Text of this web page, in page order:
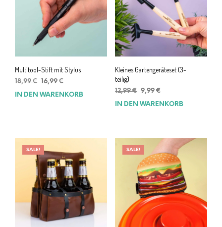
Multitool-Stift mit Stylus
18,99€ Ursprünglicher
Preis
16,99 €
Preis
IN DEN WARENKORB
Kleines Gartengeräteset (3-
teilig)
12,99€ Ursprünglicher
Preis
9,99 €Aktueller
Preis
IN DEN WARENKORB
SALE! SALE!